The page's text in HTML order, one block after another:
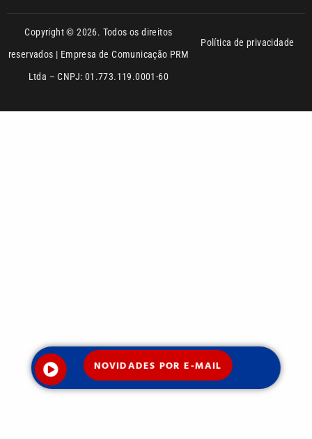
NOVIDADES POR E-MAIL